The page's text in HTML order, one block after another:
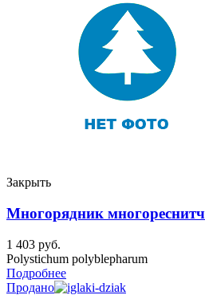
Закрыть
Многорядник
1 403 руб.
Polystichum polyblepharum
Подробнее
Продано